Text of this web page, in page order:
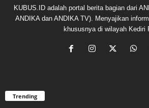
KUBUS.ID adalah portal berita bagian dari
ANDIKA dan ANDIKA TV). Menyajikan
khususnya di wilayah Kediri
Trending